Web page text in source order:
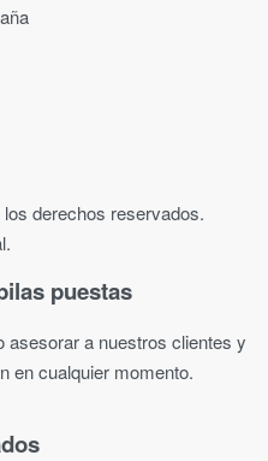
derechos reservados.
puestas
asesorar a nuestros clientes y
en cualquier momento.